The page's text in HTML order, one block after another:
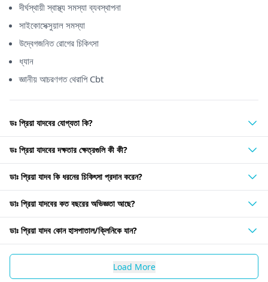
দীর্ঘস্থায়ী স্বাস্থ্য সমস্যা ব্যবস্থাপনা
সাইকোসেক্সুয়াল সমস্যা
উদ্বেগজনিত রোগের চিকিৎসা
ধ্যান
জ্ঞানীয় আচরণগত থেরাপি Cbt
ডঃ প্রিয়া যাদবের যোগ্যতা কি?
ডঃ প্রিয়া যাদবের দক্ষতার ক্ষেত্রগুলি কী কী?
ডাঃ প্রিয়া যাদব কি ধরনের চিকিৎসা প্রদান করেন?
ডাঃ প্রিয়া যাদবের কত বছরের অভিজ্ঞতা আছে?
ডাঃ প্রিয়া যাদব কোন হাসপাতাল/ক্লিনিকে যান?
Load More